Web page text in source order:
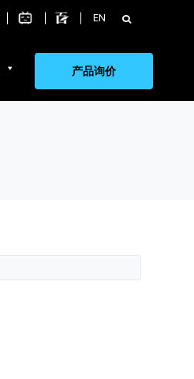
EN 搜
索：
产品询价